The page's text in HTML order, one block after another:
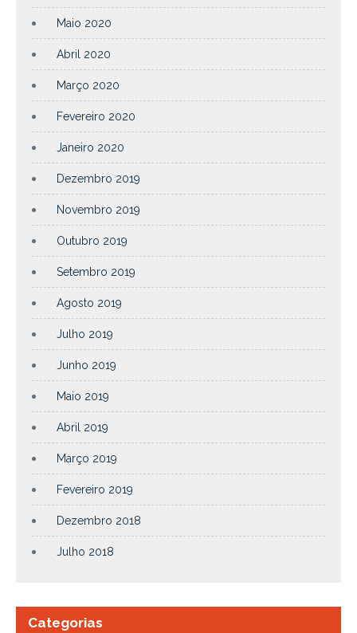
Maio 2020
Abril 2020
Março 2020
Fevereiro 2020
Janeiro 2020
Dezembro 2019
Novembro 2019
Outubro 2019
Setembro 2019
Agosto 2019
Julho 2019
Junho 2019
Maio 2019
Abril 2019
Março 2019
Fevereiro 2019
Dezembro 2018
Julho 2018
Categorias